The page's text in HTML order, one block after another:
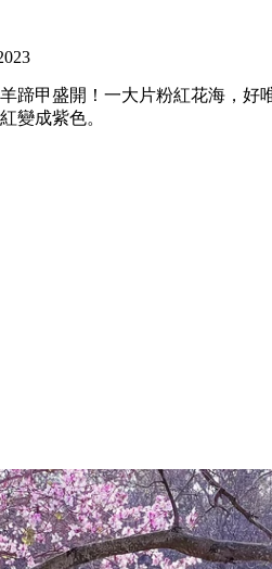
蹄甲盛開！一大片粉紅花海，好
變成紫色。